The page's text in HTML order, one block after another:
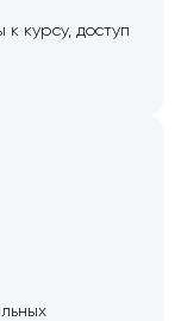
курсу, доступ